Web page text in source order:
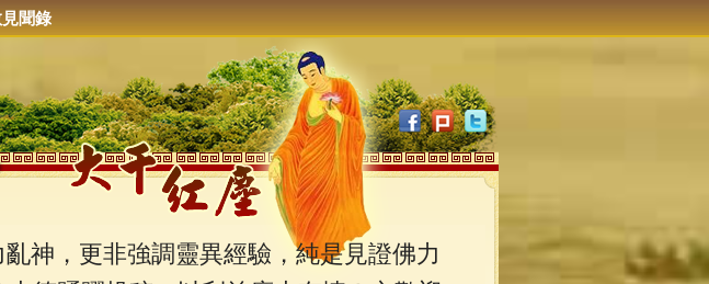
聞錄
，更非強調靈異經驗，純是見證佛力